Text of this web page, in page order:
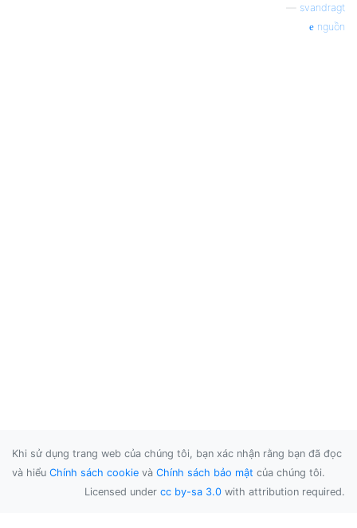
svandragt
nguồn
Khi sử dụng trang web của chúng tôi, bạn xác nhận rằng bạn đã đọc
và hiểu Chính sách cookie và Chính sách bảo mật của chúng tôi.
Licensed under cc by-sa 3.0 with attribution required.